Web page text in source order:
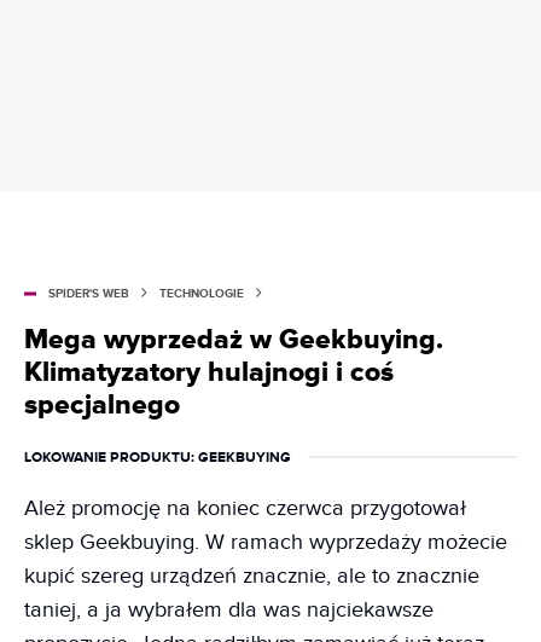
SPIDER'S WEB TECHNOLOGIE
Mega wyprzedaż w Geekbuying.
Klimatyzatory hulajnogi i coś
specjalnego
LOKOWANIE PRODUKTU: GEEKBUYING
Ależ promocję na koniec czerwca przygotował
sklep Geekbuying. W ramach wyprzedaży możecie
kupić szereg urządzeń znacznie, ale to znacznie
taniej, a ja wybrałem dla was najciekawsze